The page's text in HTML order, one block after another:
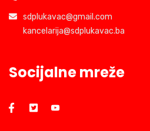
sdplukavac@gmail.com
kancelarija@sdplukavac.ba
Socijalne mreže